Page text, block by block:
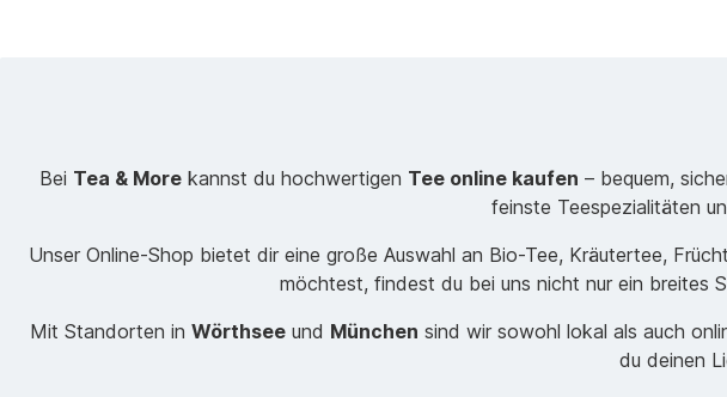
Bei Tea & Morekannst du hochwertigen Tee online kaufen – bequem,
feinste Teespezialitäten
Unser Online-Shop bietet dir eine große Auswahl an Bio-Tee, Kräutertee,
möchtest, findest du bei uns nicht nur ein breites
Mit Standorten in Wörthseeund München sind wir sowohl lokal als auch
du deinen